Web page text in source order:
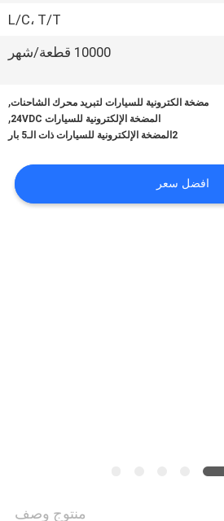
L/C، T/T
10000 قطعة/شهر
مضخة الكترونية للسيارات لتبريد محرك الشاحنات,
المضخة الإلكترونية للسيارات 24VDC ,
2المضخة الإلكترونية للسيارات ذات الـ5 بار
افضل سعر
منتوج وصف